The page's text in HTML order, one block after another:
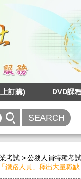
訂購) DVD課
考試 > 公務人員特種考試
鐵路人員」釋出大量職缺